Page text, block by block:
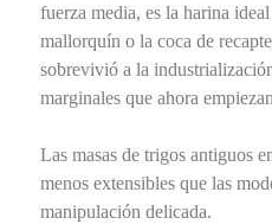
fuerza media, es la harina
mallorquín o la coca de
sobrevivió a la
marginales que ahora
Las masas de trigos antiguos
menos extensibles que las
manipulación delicada.